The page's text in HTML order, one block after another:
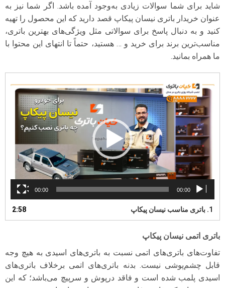
شاید برای شما سوالات زیادی به‌وجود آمده باشد. اگر شما نیز به
عنوان خریدار باتری نیسان پیکاپ قصد دارید که این محصول را تهیه
کنید و به دنبال پاسخ برای سوالاتی مثل ویژگی‌های بهترین باتری،
مناسب‌ترین برند برای خرید و … هستید، حتماً تا انتهای این محتوا با
ما همراه بمانید.
نمایشگر
ویدیو
00:00
00:00
1. باتری مناسب نیسان پیکاپ 2:58
باتری اتمی نیسان پیکاپ
تفاوت‌های باتری‌های اتمی نسبت به باتری‌های اسیدی به هیچ وجه
قابل چشم‌پوشی نیست. بدنه باتری‌های اتمی برخلاف باتری‌های
اسیدی پلمب شده است و فاقد درپوش و سرپیچ می‌باشد؛ که این